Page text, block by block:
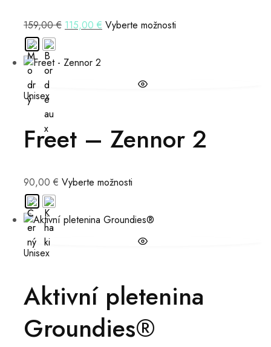
159,00€ 115,00 € Vyberte možnosti
Unisex
Freet – Zennor 2
90,00 € Vyberte možnosti
Unisex
Aktivní pletenina
Groundies®